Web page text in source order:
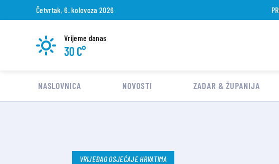
Četvrtak, 6. kolovoza 2026
Vrijeme danas
30 C°
NASLOVNICA NOVOSTI ZADAR & ŽUPANIJA
VRIJEĐAO OSJEĆAJE HRVATIMA